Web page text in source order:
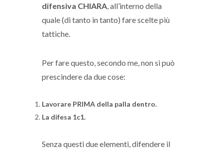
difensiva CHIARA , all’interno della
quale (di tanto in tanto) fare scelte più
tattiche.
Per fare questo, secondo me, non si può
prescindere da due cose:
Lavorare PRIMA della palla dentro.
La difesa 1c1.
Senza questi due elementi, difendere il